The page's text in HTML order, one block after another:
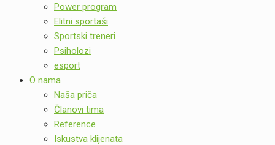
Power program
Elitni sportaši
Sportski treneri
Psiholozi
esport
O nama
Naša priča
Članovi tima
Reference
Iskustva klijenata